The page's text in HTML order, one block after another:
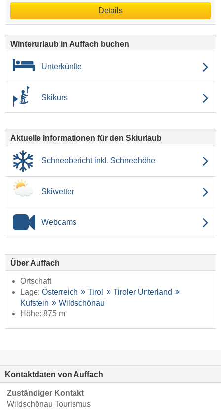
Details
Winterurlaub in Auffach buchen
Unterkünfte
Skikurs
Aktuelle Informationen für den Skiurlaub
Schneebericht inkl. Schneehöhe
Skiwetter
Webcams
Über Auffach
Ortschaft
Lage: Österreich Tirol
Tiroler Unterland
Kufstein
Wildschönau
Höhe: 875 m
Kontaktdaten von Auffach
Zuständiger Kontakt
Wildschönau Tourismus